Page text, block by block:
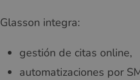
Glasson integra:
gestión de citas online,
automatizaciones por